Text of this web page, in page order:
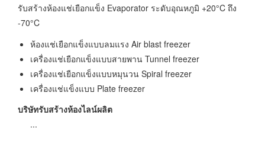
รับสร้างห้องแช่เยือกแข็ง Evaporator ระดับอุณหภูมิ +20°C ถึง
-70°C
ห้องแช่เยือกแข็งแบบลมแรง Air blast freezer
เครื่องแช่เยือกแข็งแบบสายพาน Tunnel freezer
เครื่องแช่เยือกแข็งแบบหมุนวน Spiral freezer
เครื่องแช่แข็งแบบ Plate freezer
บริษัทรับสร้างห้องไลน์ผลิต
...